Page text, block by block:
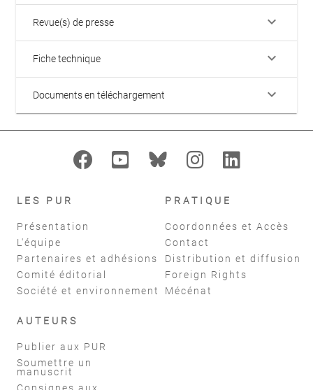
Revue(s) de presse keyboard_arrow_down
Fiche technique keyboard_arrow_down
Documents en téléchargement keyboard_arrow_down
LES PUR
Présentation
L'équipe
Partenaires et adhésions
Comité éditorial
Société et environnement
PRATIQUE
Coordonnées et Accès
Contact
Distribution et diffusion
Foreign Rights
Mécénat
AUTEURS
Publier aux PUR
Soumettre un
manuscrit
Consignes aux